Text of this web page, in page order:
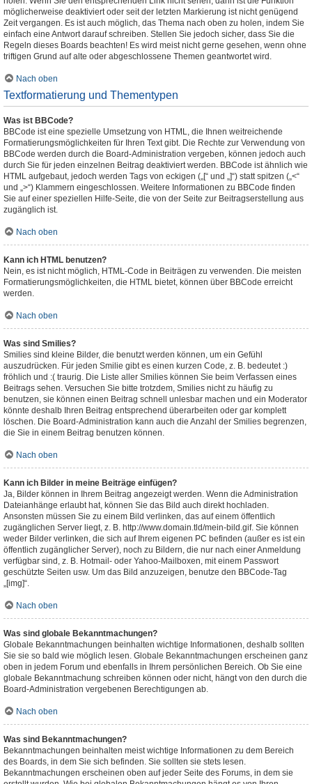
möglicherweise deaktiviert oder seit der letzten Markierung ist nicht genügend
Zeit vergangen. Es ist auch möglich, das Thema nach oben zu holen, indem Sie
einfach eine Antwort darauf schreiben. Stellen Sie jedoch sicher, dass Sie die
Regeln dieses Boards beachten! Es wird meist nicht gerne gesehen, wenn ohne
triftigen Grund auf alte oder abgeschlossene Themen geantwortet wird.
Nach oben
Textformatierung und Thementypen
Was ist BBCode?
BBCode ist eine spezielle Umsetzung von HTML, die Ihnen weitreichende
Formatierungsmöglichkeiten für Ihren Text gibt. Die Rechte zur Verwendung von
BBCode werden durch die Board-Administration vergeben, können jedoch auch
durch Sie für jeden einzelnen Beitrag deaktiviert werden. BBCode ist ähnlich wie
HTML aufgebaut, jedoch werden Tags von eckigen („[“ und „]“) statt spitzen („<“
und „>“) Klammern eingeschlossen. Weitere Informationen zu BBCode finden
Sie auf einer speziellen Hilfe-Seite, die von der Seite zur Beitragserstellung aus
zugänglich ist.
Nach oben
Kann ich HTML benutzen?
Nein, es ist nicht möglich, HTML-Code in Beiträgen zu verwenden. Die meisten
Formatierungsmöglichkeiten, die HTML bietet, können über BBCode erreicht
werden.
Nach oben
Was sind Smilies?
Smilies sind kleine Bilder, die benutzt werden können, um ein Gefühl
auszudrücken. Für jeden Smilie gibt es einen kurzen Code, z. B. bedeutet :)
fröhlich und :( traurig. Die Liste aller Smilies können Sie beim Verfassen eines
Beitrags sehen. Versuchen Sie bitte trotzdem, Smilies nicht zu häufig zu
benutzen, sie können einen Beitrag schnell unlesbar machen und ein Moderator
könnte deshalb Ihren Beitrag entsprechend überarbeiten oder gar komplett
löschen. Die Board-Administration kann auch die Anzahl der Smilies begrenzen,
die Sie in einem Beitrag benutzen können.
Nach oben
Kann ich Bilder in meine Beiträge einfügen?
Ja, Bilder können in Ihrem Beitrag angezeigt werden. Wenn die Administration
Dateianhänge erlaubt hat, können Sie das Bild auch direkt hochladen.
Ansonsten müssen Sie zu einem Bild verlinken, das auf einem öffentlich
zugänglichen Server liegt, z. B. http://www.domain.tld/mein-bild.gif. Sie können
weder Bilder verlinken, die sich auf Ihrem eigenen PC befinden (außer es ist ein
öffentlich zugänglicher Server), noch zu Bildern, die nur nach einer Anmeldung
verfügbar sind, z. B. Hotmail- oder Yahoo-Mailboxen, mit einem Passwort
geschützte Seiten usw. Um das Bild anzuzeigen, benutze den BBCode-Tag
„[img]“.
Nach oben
Was sind globale Bekanntmachungen?
Globale Bekanntmachungen beinhalten wichtige Informationen, deshalb sollten
Sie sie so bald wie möglich lesen. Globale Bekanntmachungen erscheinen ganz
oben in jedem Forum und ebenfalls in Ihrem persönlichen Bereich. Ob Sie eine
globale Bekanntmachung schreiben können oder nicht, hängt von den durch die
Board-Administration vergebenen Berechtigungen ab.
Nach oben
Was sind Bekanntmachungen?
Bekanntmachungen beinhalten meist wichtige Informationen zu dem Bereich
des Boards, in dem Sie sich befinden. Sie sollten sie stets lesen.
Bekanntmachungen erscheinen oben auf jeder Seite des Forums, in dem sie